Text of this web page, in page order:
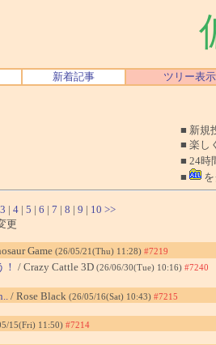
新着記事 ツリー表示
■ 新規
■ 楽し
■ 24時
■
3 | 4 | 5 | 6 | 7 | 8 | 9 | 10 >>
更
Game (26/05/21(Thu) 11:28) #7219
/ Crazy Cattle 3D (26/06/30(Tue) 10:16) #7240
/ Rose Black (26/05/16(Sat) 10:43) #7215
15(Fri) 11:50) #7214